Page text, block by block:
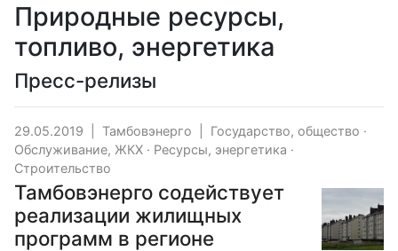
Природные ресурсы,
топливо, энергетика
Пресс-релизы
29.05.2019 Тамбовэнерго Государство, общество ·
Обслуживание, ЖКХ · Ресурсы, энергетика ·
Строительство
Тамбовэнерго содействует
реализации жилищных
программ в регионе